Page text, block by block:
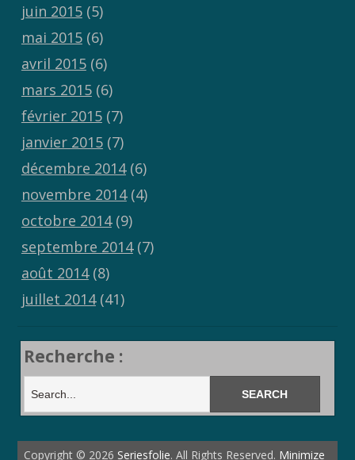
juin 2015(5)
mai 2015(6)
avril 2015(6)
mars 2015(6)
février 2015(7)
janvier 2015(7)
décembre 2014(6)
novembre 2014(4)
octobre 2014(9)
septembre 2014(7)
août 2014(8)
juillet 2014(41)
Recherche :
Copyright © 2026 Seriesfolie. All Rights Reserved. Minimize